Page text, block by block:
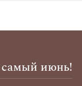
июнь!